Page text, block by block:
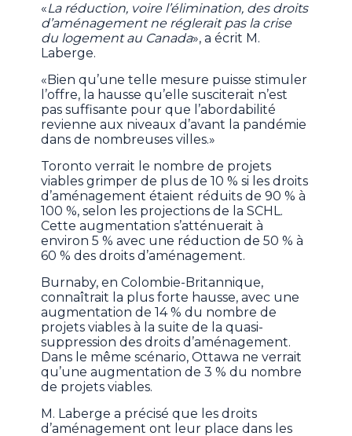
«La réduction, voire l’élimination, des droits
d’aménagement ne réglerait pas la crise
du logement au Canada», a écrit M.
Laberge.
«Bien qu’une telle mesure puisse stimuler
l’offre, la hausse qu’elle susciterait n’est
pas suffisante pour que l’abordabilité
revienne aux niveaux d’avant la pandémie
dans de nombreuses villes.»
Toronto verrait le nombre de projets
viables grimper de plus de 10 % si les droits
d’aménagement étaient réduits de 90 % à
100 %, selon les projections de la SCHL.
Cette augmentation s’atténuerait à
environ 5 % avec une réduction de 50 % à
60 % des droits d’aménagement.
Burnaby, en Colombie-Britannique,
connaîtrait la plus forte hausse, avec une
augmentation de 14 % du nombre de
projets viables à la suite de la quasi-
suppression des droits d’aménagement.
Dans le même scénario, Ottawa ne verrait
qu’une augmentation de 3 % du nombre
de projets viables.
M. Laberge a précisé que les droits
d’aménagement ont leur place dans les